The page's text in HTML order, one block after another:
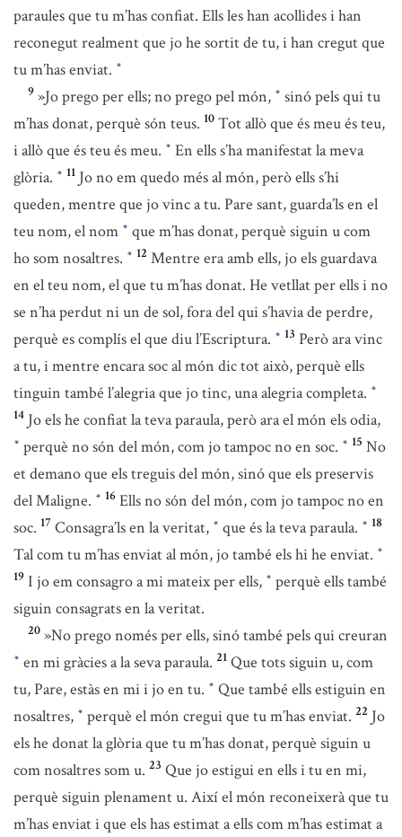
paraules que tu m’has confiat. Ells les han acollides i han
reconegut realment que jo he sortit de tu, i han cregut que
tu m’has enviat. *
9 »Jo prego per ells; no prego pel món, * sinó pels qui tu
m’has donat, perquè són teus. 10 Tot allò que és meu és teu,
i allò que és teu és meu. * En ells s’ha manifestat la meva
glòria. * 11 Jo no em quedo més al món, però ells s’hi
queden, mentre que jo vinc a tu. Pare sant, guarda’ls en el
teu nom, el nom * que m’has donat, perquè siguin u com
ho som nosaltres. * 12 Mentre era amb ells, jo els guardava
en el teu nom, el que tu m’has donat. He vetllat per ells i no
se n’ha perdut ni un de sol, fora del qui s’havia de perdre,
perquè es complís el que diu l’Escriptura. * 13 Però ara vinc
a tu, i mentre encara soc al món dic tot això, perquè ells
tinguin també l’alegria que jo tinc, una alegria completa. *
14 Jo els he confiat la teva paraula, però ara el món els odia,
* perquè no són del món, com jo tampoc no en soc. * 15 No
et demano que els treguis del món, sinó que els preservis
del Maligne. * 16 Ells no són del món, com jo tampoc no en
soc. 17 Consagra’ls en la veritat, * que és la teva paraula. * 18
Tal com tu m’has enviat al món, jo també els hi he enviat. *
19 I jo em consagro a mi mateix per ells, * perquè ells també
siguin consagrats en la veritat.
20 »No prego només per ells, sinó també pels qui creuran
* en mi gràcies a la seva paraula. 21 Que tots siguin u, com
tu, Pare, estàs en mi i jo en tu. * Que també ells estiguin en
nosaltres, * perquè el món cregui que tu m’has enviat. 22 Jo
els he donat la glòria que tu m’has donat, perquè siguin u
com nosaltres som u. 23 Que jo estigui en ells i tu en mi,
perquè siguin plenament u. Així el món reconeixerà que tu
m’has enviat i que els has estimat a ells com m’has estimat a